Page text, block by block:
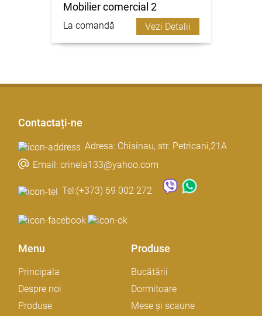
Mobilier comercial 2
La comandă Vezi Detalii
Contactați-ne
Adresa: Chisinau, str. Petricani,21A
Email: crinela133@yahoo.com
Tel:(+373) 69 002 272
Menu
Principala
Despre noi
Produse
Produse
Bucătării
Dormitoare
Mese și scaune